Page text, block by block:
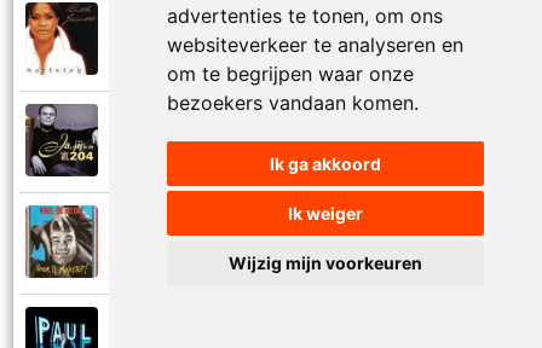
advertenties te tonen, om ons
websiteverkeer te analyseren en
om te begrijpen waar onze
bezoekers vandaan komen.
Ik ga akkoord
Ik weiger
Wijzig mijn voorkeuren
Ruth Jacott en Paul De Leeuw
Kijk niet uit
KL 204 (Als ik God was)
Paul De Leeuw